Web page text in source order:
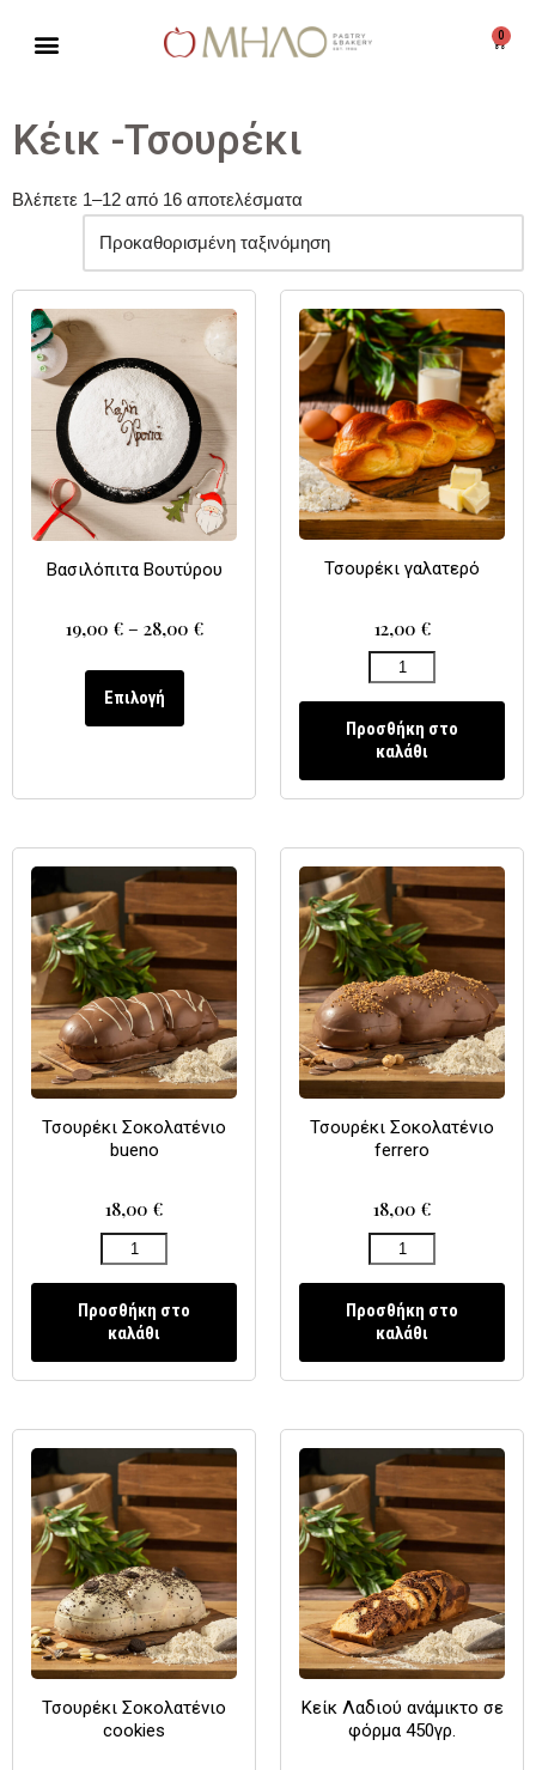
περιεχόμενο
0
Κέικ -Τσουρέκι
Βλέπετε 1–12 από 16 αποτελέσματα
Βασιλόπιτα Βουτύρου
19,00 €– 28,00 €
Επιλογή
Τσουρέκι γαλατερό
12,00 €
Προσθήκη στο
καλάθι
Τσουρέκι Σοκολατένιο
bueno
18,00 €
Προσθήκη στο
καλάθι
Τσουρέκι Σοκολατένιο
ferrero
18,00 €
Προσθήκη στο
καλάθι
Τσουρέκι Σοκολατένιο
cookies
Κείκ Λαδιού ανάμικτο σε
φόρμα 450γρ.